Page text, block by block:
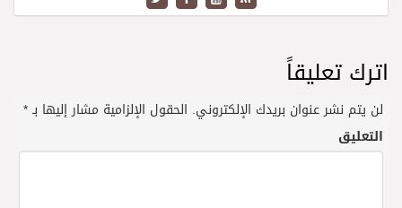
اترك تعليقاً
لن يتم نشر عنوان بريدك الإلكتروني. الحقول الإلزامية مشار إليها بـ*
التعليق